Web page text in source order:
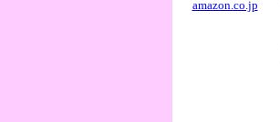
amazon.co.jp